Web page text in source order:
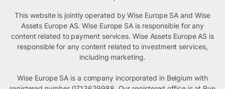
This website is jointly operated by Wise Europe SA and Wise
Assets Europe AS. Wise Europe SA is responsible for any
content related to payment services. Wise Assets Europe AS is
responsible for any content related to investment services,
including marketing.
Wise Europe SA is a company incorporated in Belgium with